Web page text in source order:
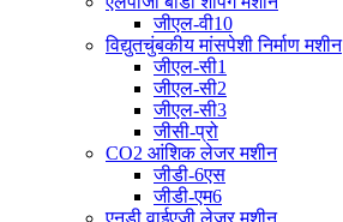
जीएल-वी10
विद्युतचुंबकीय मांसपेशी निर्माण मशीन
जीएल-सी1
जीएल-सी2
जीएल-सी3
जीसी-प्रो
CO2 आंशिक लेजर मशीन
जीडी-6एस
जीडी-एम6
एनडी वाईएजी लेजर मशीन